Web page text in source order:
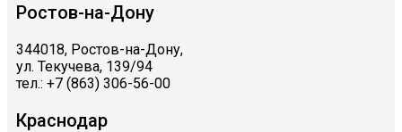
Ростов-на-Дону
344018, Ростов-на-Дону,
ул. Текучева, 139/94
тел.: +7 (863) 306-56-00
Краснодар